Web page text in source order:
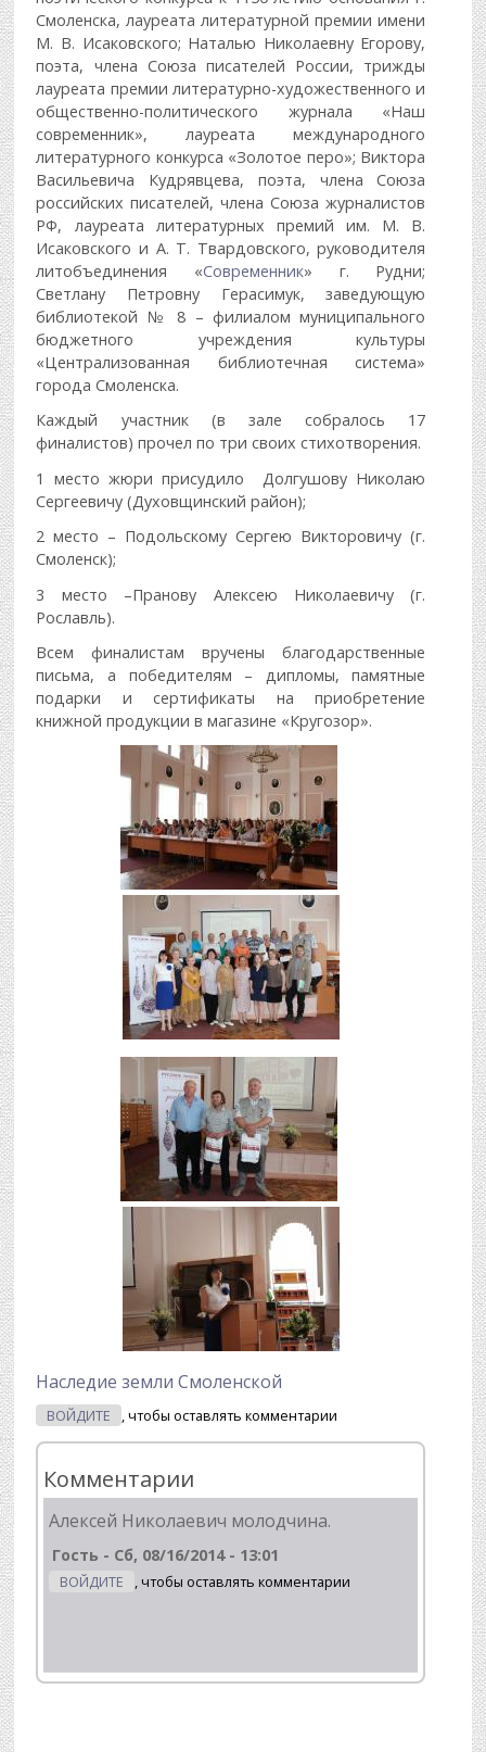
Смоленска, лауреата литературной премии имени
М. В. Исаковского; Наталью Николаевну Егорову,
поэта, члена Союза писателей России, трижды
лауреата премии литературно-художественного и
общественно-политического журнала «Наш
современник», лауреата международного
литературного конкурса «Золотое перо»; Виктора
Васильевича Кудрявцева, поэта, члена Союза
российских писателей, члена Союза журналистов
РФ, лауреата литературных премий им. М. В.
Исаковского и А. Т. Твардовского, руководителя
литобъединения «Современник» г. Рудни;
Светлану Петровну Герасимук, заведующую
библиотекой № 8 – филиалом муниципального
бюджетного учреждения культуры
«Централизованная библиотечная система»
города Смоленска.
Каждый участник (в зале собралось 17
финалистов) прочел по три своих стихотворения.
1 место жюри присудило Долгушову Николаю
Сергеевичу (Духовщинский район);
2 место – Подольскому Сергею Викторовичу (г.
Смоленск);
3 место –Пранову Алексею Николаевичу (г.
Рославль).
Всем финалистам вручены благодарственные
письма, а победителям – дипломы, памятные
подарки и сертификаты на приобретение
книжной продукции в магазине «Кругозор».
Наследие земли Смоленской
ВОЙДИТЕ , чтобы оставлять комментарии
Комментарии
Алексей Николаевич молодчина.
Гость - Сб, 08/16/2014 - 13:01
ВОЙДИТЕ , чтобы оставлять комментарии